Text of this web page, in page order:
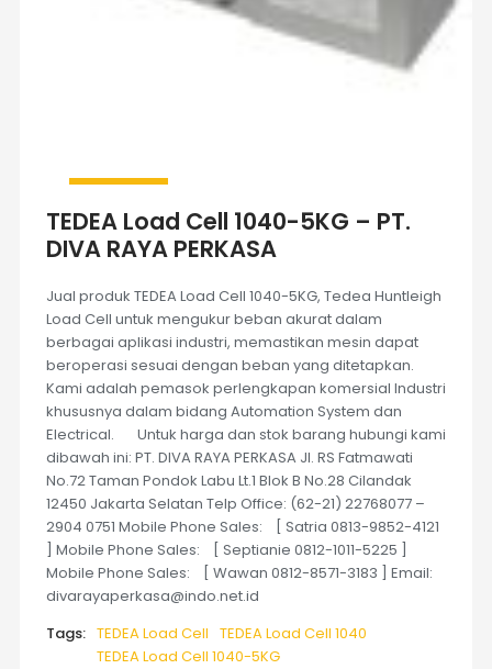
TEDEA Load Cell 1040-5KG – PT.
DIVA RAYA PERKASA
Jual produk TEDEA Load Cell 1040-5KG, Tedea Huntleigh
Load Cell untuk mengukur beban akurat dalam
berbagai aplikasi industri, memastikan mesin dapat
beroperasi sesuai dengan beban yang ditetapkan.
Kami adalah pemasok perlengkapan komersial Industri
khususnya dalam bidang Automation System dan
Electrical. Untuk harga dan stok barang hubungi kami
dibawah ini: PT. DIVA RAYA PERKASA Jl. RS Fatmawati
No.72 Taman Pondok Labu Lt.1 Blok B No.28 Cilandak
12450 Jakarta Selatan Telp Office: (62-21) 22768077 –
2904 0751 Mobile Phone Sales: [ Satria 0813-9852-4121
] Mobile Phone Sales: [ Septianie 0812-1011-5225 ]
Mobile Phone Sales: [ Wawan 0812-8571-3183 ] Email:
divarayaperkasa@indo.net.id
Tags: TEDEA Load Cell TEDEA Load Cell 1040
TEDEA Load Cell 1040-5KG